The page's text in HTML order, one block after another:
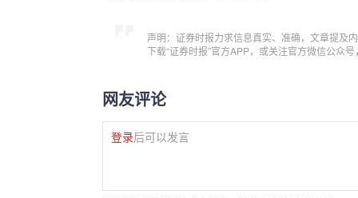
声明：证券时报力求信息真实、准确，文章提及
下载“证券时报”官方APP，或关注官方微信公众
网友评论
登录后可以发言